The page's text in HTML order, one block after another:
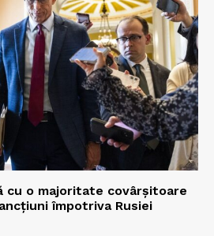
cu o majoritate covârșitoare
împotriva Rusiei